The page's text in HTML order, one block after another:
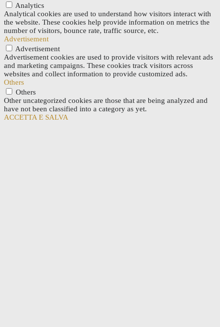
Analytics
Analytical cookies are used to understand how visitors interact with
the website. These cookies help provide information on metrics the
number of visitors, bounce rate, traffic source, etc.
Advertisement
Advertisement
Advertisement cookies are used to provide visitors with relevant ads
and marketing campaigns. These cookies track visitors across
websites and collect information to provide customized ads.
Others
Others
Other uncategorized cookies are those that are being analyzed and
have not been classified into a category as yet.
ACCETTA E SALVA